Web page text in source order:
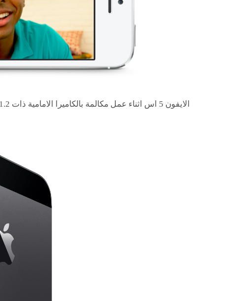
الايفون 5 اس اثناء عمل مكالمة بالكاميرا الامامية ذات 1.2 ميجا بيكسل بواسطة تطبيق الفيس تايم بجودة فيديو 720HD